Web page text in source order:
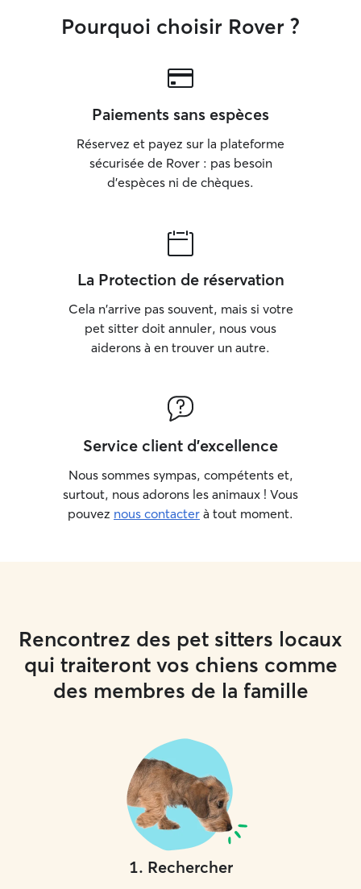
Pourquoi choisir Rover ?
Paiements sans espèces
Réservez et payez sur la plateforme
sécurisée de Rover : pas besoin
d'espèces ni de chèques.
La Protection de réservation
Cela n'arrive pas souvent, mais si votre
pet sitter doit annuler, nous vous
aiderons à en trouver un autre.
Service client d'excellence
Nous sommes sympas, compétents et,
surtout, nous adorons les animaux ! Vous
pouvez nous contacter à tout moment.
Rencontrez des pet sitters locaux
qui traiteront vos chiens comme
des membres de la famille
1. Rechercher